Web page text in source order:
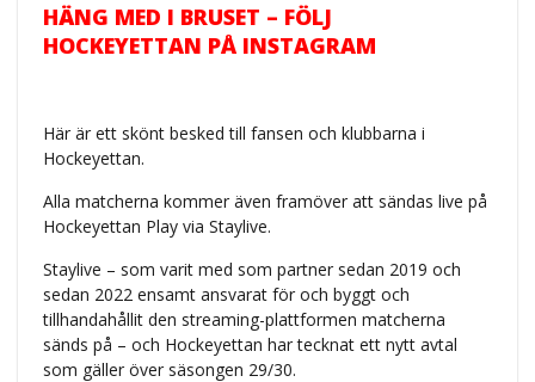
HÄNG MED I BRUSET – FÖLJ
HOCKEYETTAN PÅ INSTAGRAM
Här är ett skönt besked till fansen och klubbarna i
Hockeyettan.
Alla matcherna kommer även framöver att sändas live på
Hockeyettan Play via Staylive.
Staylive – som varit med som partner sedan 2019 och
sedan 2022 ensamt ansvarat för och byggt och
tillhandahållit den streaming-plattformen matcherna
sänds på – och Hockeyettan har tecknat ett nytt avtal
som gäller över säsongen 29/30.